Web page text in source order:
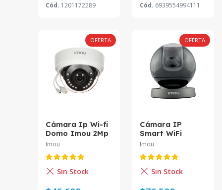
Cód. 1201172289 Cód. 6939554994111
OFERTA
Cámara Ip Wi-fi
Domo Imou 2Mp
2.8mm IPC-
imou
Imou
Sin Stock
OFERTA
Cámara IP
Smart WiFi
Esférico IR para
Ranger IQ,
Inalámbrico IP
10m 2MP 3.6mm
IPC-A26HIN-
Imou
Sin Stock